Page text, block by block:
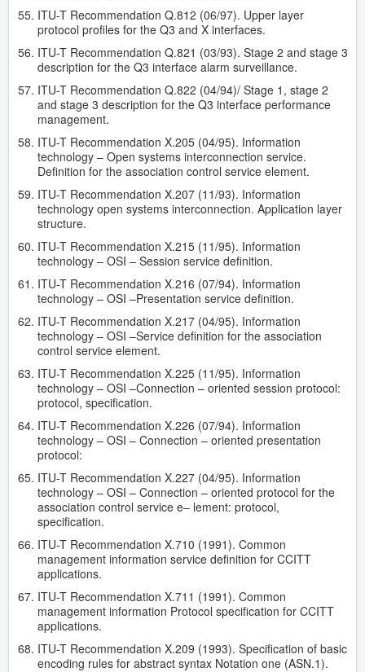
ITU-T Recommendation Q.812 (06/97). Upper layer
protocol profiles for the Q3 and X interfaces.
ITU-T Recommendation Q.821 (03/93). Stage 2 and stage 3
description for the Q3 interface alarm surveillance.
ITU-T Recommendation Q.822 (04/94)/ Stage 1, stage 2
and stage 3 description for the Q3 interface performance
management.
ITU-T Recommendation X.205 (04/95). Information
technology – Open systems interconnection service.
Definition for the association control service element.
ITU-T Recommendation X.207 (11/93). Information
technology open systems interconnection. Application layer
structure.
ITU-T Recommendation X.215 (11/95). Information
technology – OSI – Session service definition.
ITU-T Recommendation X.216 (07/94). Information
technology – OSI –Presentation service definition.
ITU-T Recommendation X.217 (04/95). Information
technology – OSI –Service definition for the association
control service element.
ITU-T Recommendation X.225 (11/95). Information
technology – OSI –Connection – oriented session protocol:
protocol, specification.
ITU-T Recommendation X.226 (07/94). Information
technology – OSI – Connection – oriented presentation
protocol:
ITU-T Recommendation X.227 (04/95). Information
technology – OSI – Connection – oriented protocol for the
association control service e– lement: protocol,
specification.
ITU-T Recommendation X.710 (1991). Common
management information service definition for CCITT
applications.
ITU-T Recommendation X.711 (1991). Common
management information Protocol specification for CCITT
applications.
ITU-T Recommendation X.209 (1993). Specification of basic
encoding rules for abstract syntax Notation one (ASN.1).